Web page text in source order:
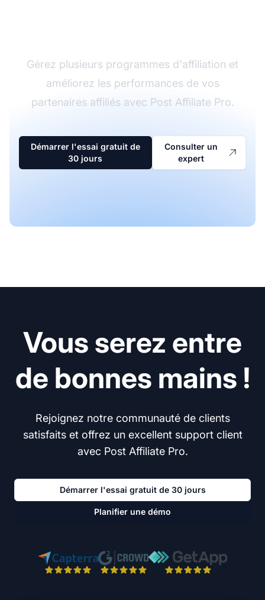
Gérez plusieurs programmes d'affiliation et
améliorez les performances de vos
partenaires affiliés avec Post Affiliate Pro.
Démarrer l'essai gratuit de
30 jours
Consulter un
expert
Vous serez entre
de bonnes mains !
Rejoignez notre communauté de clients
satisfaits et offrez un excellent support client
avec Post Affiliate Pro.
Démarrer l'essai gratuit de 30 jours
Planifier une démo